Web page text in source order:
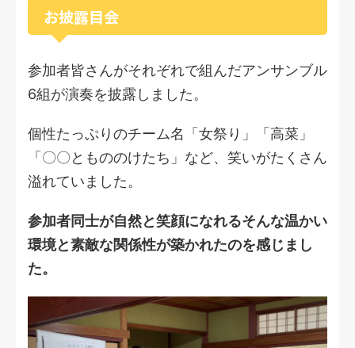
お披露目会
参加者皆さんがそれぞれで組んだアンサンブル
6組が演奏を披露しました。
個性たっぷりのチーム名「女祭り」「高菜」
「〇〇ともののけたち」など、笑いがたくさん
溢れていました。
参加者同士が自然と笑顔になれるそんな温かい
環境と素敵な関係性が築かれたのを感じまし
た。